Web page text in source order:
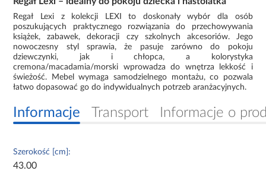
Regał Lexi z kolekcji LEXI to doskonały wybór dla osób
poszukujących praktycznego rozwiązania do przechowywania
książek, zabawek, dekoracji czy szkolnych akcesoriów. Jego
nowoczesny styl sprawia, że pasuje zarówno do pokoju
dziewczynki, jak i chłopca, a kolorystyka
cremona/macadamia/morski wprowadza do wnętrza lekkość i
świeżość. Mebel wymaga samodzielnego montażu, co pozwala
łatwo dopasować go do indywidualnych potrzeb aranżacyjnych.
Informacje Transport Informacje o
Szerokość [cm]:
43.00